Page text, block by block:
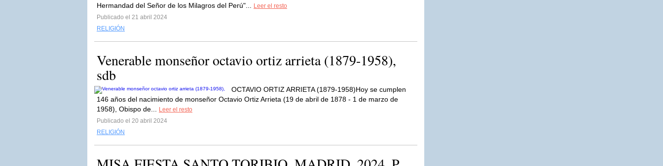
Hermandad del Señor de los Milagros del Perú"...
Leer el resto
Publicado el 21 abril 2024
RELIGIÓN
Venerable monseñor octavio ortiz arrieta (1879-1958),
sdb
OCTAVIO ORTIZ ARRIETA (1879-1958)Hoy se cumplen
146 años del nacimiento de monseñor Octavio Ortiz Arrieta (19 de abril de 1878 - 1 de marzo de
1958), Obispo de...
Leer el resto
Publicado el 20 abril 2024
RELIGIÓN